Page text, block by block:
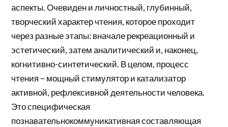
аспекты. Очевиден и личностный, глубинный,
творческий характер чтения, которое проходит
через разные этапы: вначале рекреационный и
эстетический, затем аналитический и, наконец,
когнитивно-синтетический. В целом, процесс
чтения – мощный стимулятор и катализатор
активной, рефлексивной деятельности человека.
Это специфическая
познавательнокоммуникативная составляющая